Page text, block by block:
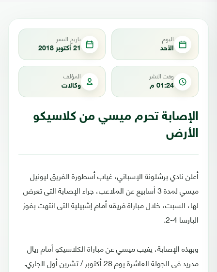
اليوم
الأحد
تاريخ النشر
21 أكتوبر 2018
وقت النشر
01:24 م
المؤلف
وكالات
الإصابة تحرم ميسي من كلاسيكو
الأرض
أعلن نادي برشلونة الإسباني، غياب أسطورة الفريق ليونيل
ميسي لمدة 3 أسابيع عن الملاعب، جراء الإصابة التى تعرض
لها، السبت، خلال مباراة فريقه أمام إشبيلية التى انتهت بفوز
البارسا 4-2.
وبهذه الإصابة، يغيب ميسي عن مباراة الكلاسيكو أمام ريال
مدريد فى الجولة العاشرة يوم 28 أكتوبر / تشرين أول الجاري.